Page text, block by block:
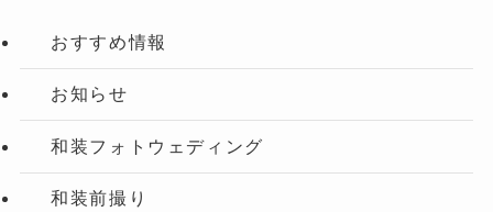
おすすめ情報
お知らせ
和装フォトウェディング
和装前撮り